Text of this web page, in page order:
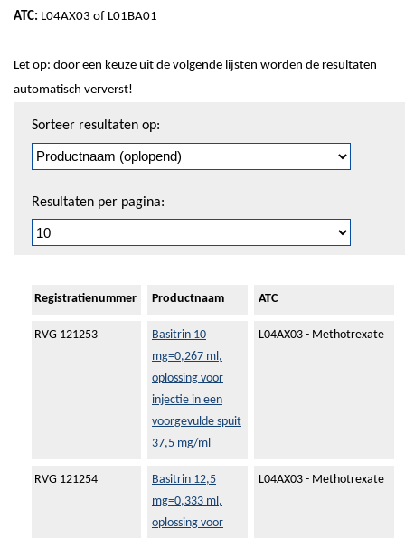
ATC: L04AX03 of L01BA01
Let op: door een keuze uit de volgende lijsten worden de resultaten
automatisch ververst!
pagineren
Sorteer resultaten op:
Resultaten per pagina:
Registratienummer Productnaam ATC
RVG 121253
Basitrin 10
mg=0,267 ml,
oplossing voor
injectie in een
voorgevulde spuit
37,5 mg/ml
L04AX03 - Methotrexate
RVG 121254
Basitrin 12,5
mg=0,333 ml,
oplossing voor
L04AX03 - Methotrexate